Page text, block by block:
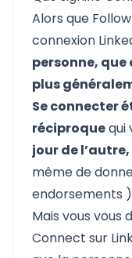
Alors que
connexion
personne,
plus
Se connecter
réciproquequi
jour de
même de
endorsements
Mais vous
Connect sur